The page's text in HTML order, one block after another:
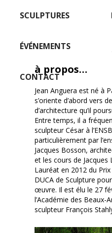
SCULPTURES
ÉVÉNEMENTS
CONTACT
à propos…
Jean Anguera est né à
s’oriente d’abord vers
d’architecture qu’il
Entre temps, il a
sculpteur César à
particulièrement par
Jacques Bosson,
et les cours de Jacques
Lauréat en 2012 du
DUCA de Sculpture
œuvre. Il est élu le 27
l’Académie des Beaux-
sculpteur François